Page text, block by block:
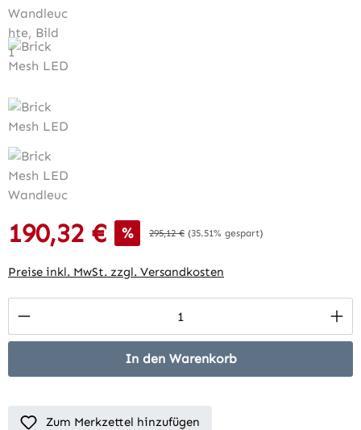
Verkaufspreis:
190,32 € % Regulärer Preis:
295,12 € (35.51% gespart)
Preise inkl. MwSt. zzgl. Versandkosten
Produkt Anzahl: Gib den gewünschten
In den Warenkorb
Zum Merkzettel hinzufügen